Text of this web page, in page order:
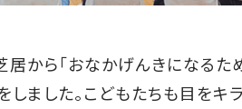
居から「おなかげんきになるた
しました。こどもたちも目をキ